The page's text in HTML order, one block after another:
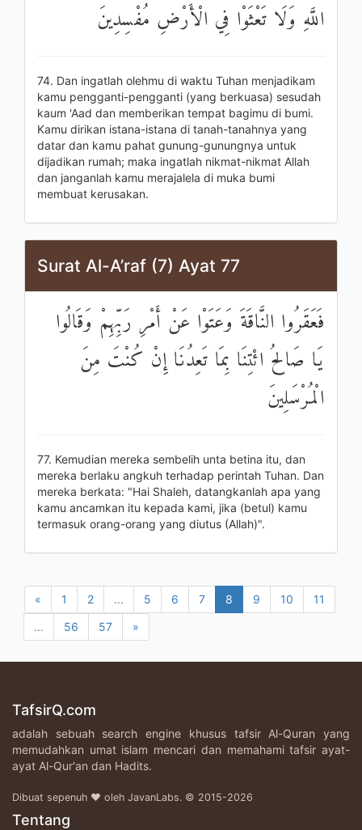
اللَّهِ وَلَا تَعْثَوْا فِي الْأَرْضِ مُفْسِدِينَ
74. Dan ingatlah olehmu di waktu Tuhan menjadikam
kamu pengganti-pengganti (yang berkuasa) sesudah
kaum 'Aad dan memberikan tempat bagimu di bumi.
Kamu dirikan istana-istana di tanah-tanahnya yang
datar dan kamu pahat gunung-gunungnya untuk
dijadikan rumah; maka ingatlah nikmat-nikmat Allah
dan janganlah kamu merajalela di muka bumi
membuat kerusakan.
Surat Al-A’raf (7) Ayat 77
فَعَقَرُوا النَّاقَةَ وَعَتَوْا عَنْ أَمْرِ رَبِّهِمْ وَقَالُوا
يَا صَالِحُ ائْتِنَا بِمَا تَعِدُنَا إِنْ كُنْتَ مِنَ
الْمُرْسَلِينَ
77. Kemudian mereka sembelih unta betina itu, dan
mereka berlaku angkuh terhadap perintah Tuhan. Dan
mereka berkata: "Hai Shaleh, datangkanlah apa yang
kamu ancamkan itu kepada kami, jika (betul) kamu
termasuk orang-orang yang diutus (Allah)".
« 1 2 ... 5 6 7 8 9 10
11
...
56 57 »
TafsirQ.com
adalah sebuah search engine khusus tafsir Al-Quran yang
memudahkan umat islam mencari dan memahami tafsir ayat-
ayat Al-Qur'an dan Hadits.
Dibuat sepenuh ♥ oleh JavanLabs. © 2015-2026
Tentang